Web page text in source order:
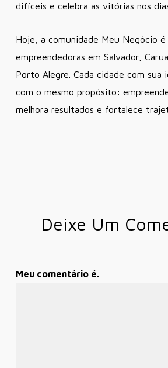
difíceis e celebra as vitórias nos
Hoje, a comunidade Meu Negócio é
empreendedoras em Salvador,
Porto Alegre. Cada cidade com sua
com o mesmo propósito:
melhora resultados e fortalece
Deixe Um
Meu comentário é.